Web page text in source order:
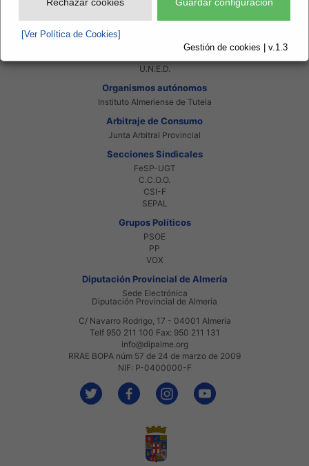
[Ver Política de Cookies]
Gestión de cookies | v.1.3
Consorcios
Bomberos Poniente
Bomberos Levante
Almanzora Levante R.T.R.S.U.
U.N.E.D.
Organismos autónomos
Instituto Almeriense de Tutela
Arbitraje de Consumo
Junta Arbitral Provincial
Secciones Sindicales
FeSP-UGT
C.C.O.O.
CSI-F
SEPAL
Grupos Políticos
PSOE
PP
VOX
Diputación Provincial de Almería
Sede Electrónica
Diputación Provincial de Almería
C/ Navarro Rodrigo, 17 - 04001 Almería
Telf 950 211 100 Fax: 950 211 131
info@dipalme.org
RRAE BOPA núm 57 de 24 de marzo de 2009
NIF: P-0400000-F